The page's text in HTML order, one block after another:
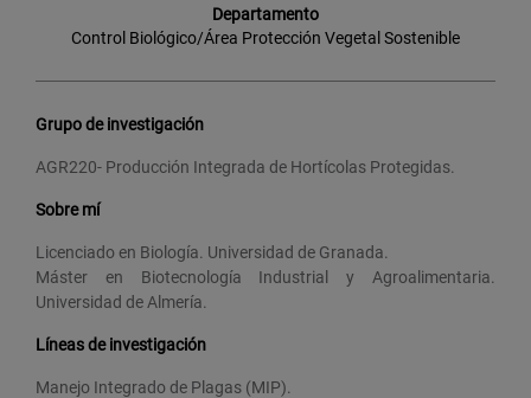
Departamento
Control Biológico/Área Protección Vegetal Sostenible
Grupo de investigación
AGR220- Producción Integrada de Hortícolas Protegidas.
Sobre mí
Licenciado en Biología. Universidad de Granada.
Máster en Biotecnología Industrial y Agroalimentaria.
Universidad de Almería.
Líneas de investigación
Manejo Integrado de Plagas (MIP).